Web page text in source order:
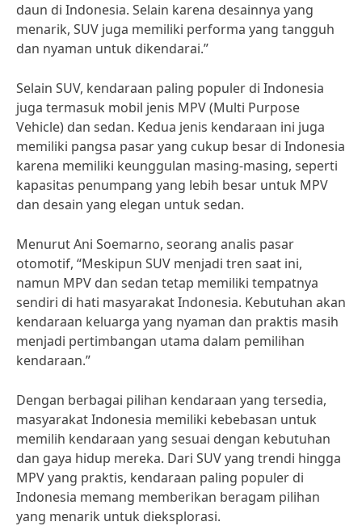
daun di Indonesia. Selain karena desainnya yang
menarik, SUV juga memiliki performa yang tangguh
dan nyaman untuk dikendarai.”
Selain SUV, kendaraan paling populer di Indonesia
juga termasuk mobil jenis MPV (Multi Purpose
Vehicle) dan sedan. Kedua jenis kendaraan ini juga
memiliki pangsa pasar yang cukup besar di Indonesia
karena memiliki keunggulan masing-masing, seperti
kapasitas penumpang yang lebih besar untuk MPV
dan desain yang elegan untuk sedan.
Menurut Ani Soemarno, seorang analis pasar
otomotif, “Meskipun SUV menjadi tren saat ini,
namun MPV dan sedan tetap memiliki tempatnya
sendiri di hati masyarakat Indonesia. Kebutuhan akan
kendaraan keluarga yang nyaman dan praktis masih
menjadi pertimbangan utama dalam pemilihan
kendaraan.”
Dengan berbagai pilihan kendaraan yang tersedia,
masyarakat Indonesia memiliki kebebasan untuk
memilih kendaraan yang sesuai dengan kebutuhan
dan gaya hidup mereka. Dari SUV yang trendi hingga
MPV yang praktis, kendaraan paling populer di
Indonesia memang memberikan beragam pilihan
yang menarik untuk dieksplorasi.